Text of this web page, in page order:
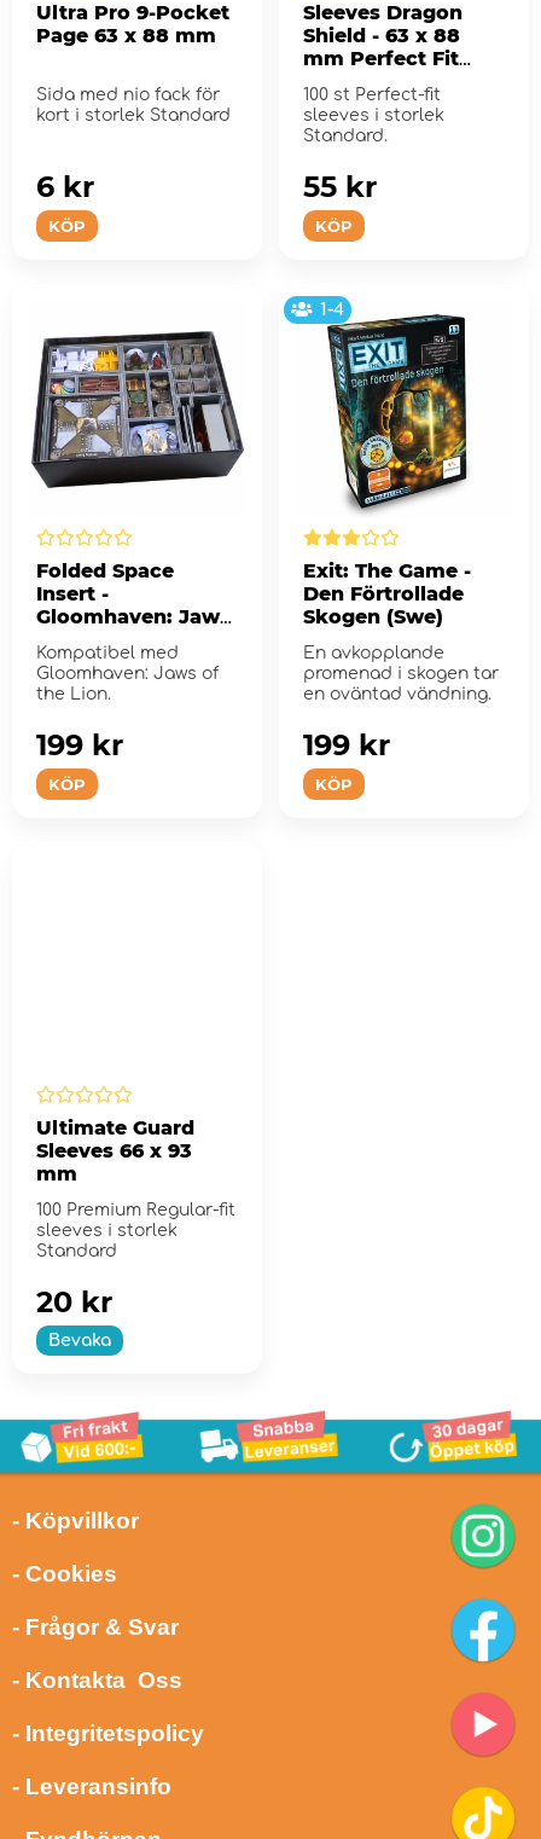
Ultra Pro 9-Pocket
Page 63 x 88 mm
Sida med nio fack för
kort i storlek Standard
KÖP
6 kr
Sleeves Dragon
Shield - 63 x 88
mm Perfect Fit
Inner - Clear
100 st Perfect-fit
sleeves i storlek
Standard.
KÖP
55 kr
Folded Space
Insert -
Gloomhaven: Jaws
Kompatibel med
Gloomhaven: Jaws of
the Lion.
KÖP
199 kr
1-4
Exit: The Game -
Den Förtrollade
Skogen (Swe)
En avkopplande
promenad i skogen tar
en oväntad vändning.
KÖP
199 kr
Ultimate Guard
Sleeves 66 x 93
mm
100 Premium Regular-fit
sleeves i storlek
Standard
Bevaka
20 kr
- Köpvillkor
- Cookies
- Frågor & Svar
- Kontakta Oss
- Integritetspolicy
- Leveransinfo